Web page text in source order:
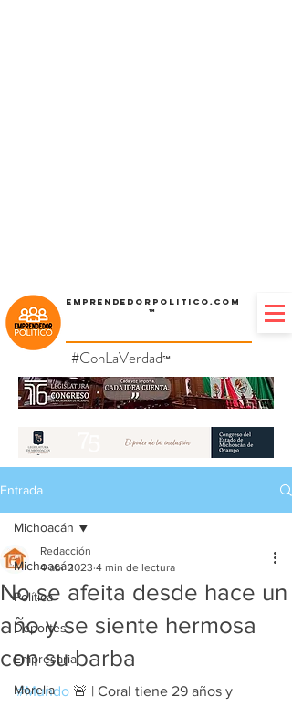
Emprendedorpolitico.com
™
#ConLaVerdad℠
Entrada
Michoacán
Política
Deportes
Empresarial
Morelia
Michoacán
No se afeita desde hace un
año y se siente hermosa
con su barba
Redacción
4 abr 2023 4 min de lectura
#Mundo 🚨 | Coral tiene 29 años y